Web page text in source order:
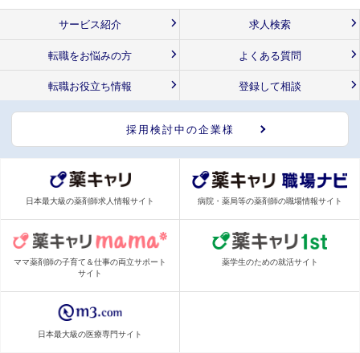
サービス紹介 求人検索
転職をお悩みの方 よくある質問
転職お役立ち情報 登録して相談
採用検討中の企業様
日本最大級の薬剤師求人情報サイト 病院・薬局等の薬剤師の職場情報サイト
ママ薬剤師の子育て＆仕事の両立サポート
サイト
薬学生のための就活サイト
日本最大級の医療専門サイト